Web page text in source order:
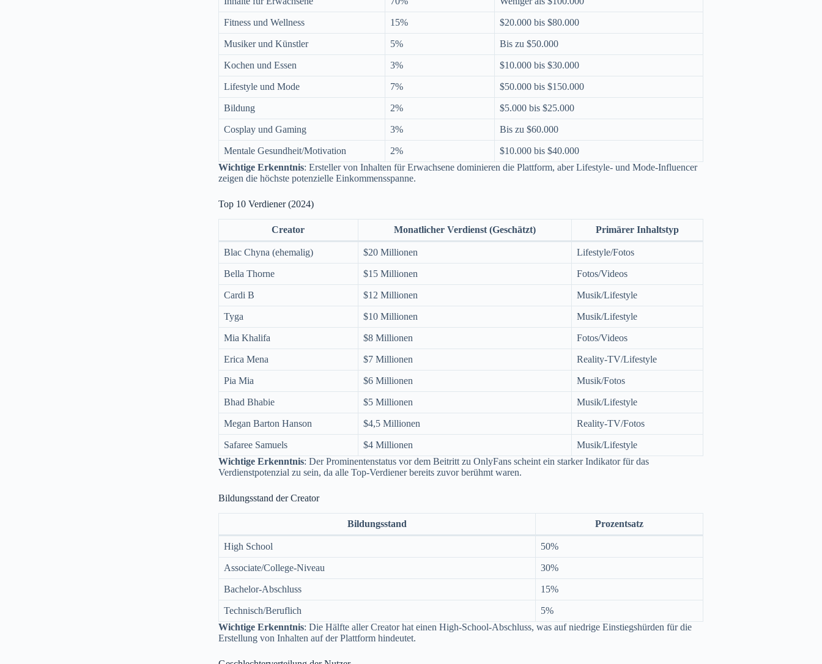
Fitness und Wellness 15% $20.000 bis $80.000
Musiker und Künstler 5% Bis zu $50.000
Kochen und Essen 3% $10.000 bis $30.000
Lifestyle und Mode 7% $50.000 bis $150.000
Bildung 2% $5.000 bis $25.000
Cosplay und Gaming 3% Bis zu $60.000
Mentale Gesundheit/Motivation 2%
$10.000 bis $40.000
Wichtige Erkenntnis: Ersteller von Inhalten für Erwachsene dominieren die Plattform, aber Lifestyle- und Mode-Influencer
zeigen die höchste potenzielle Einkommensspanne.
Top 10 Verdiener (2024)
Creator Monatlicher Verdienst (Geschätzt) Primärer Inhaltstyp
Blac Chyna (ehemalig) $20 Millionen Lifestyle/Fotos
Bella Thorne $15 Millionen Fotos/Videos
Cardi B $12 Millionen Musik/Lifestyle
Tyga $10 Millionen Musik/Lifestyle
Mia Khalifa $8 Millionen Fotos/Videos
Erica Mena $7 Millionen Reality-TV/Lifestyle
Pia Mia $6 Millionen Musik/Fotos
Bhad Bhabie $5 Millionen Musik/Lifestyle
Megan Barton Hanson $4,5 Millionen Reality-TV/Fotos
Safaree Samuels $4 Millionen
Musik/Lifestyle
Wichtige Erkenntnis: Der Prominentenstatus vor dem Beitritt zu OnlyFans scheint ein starker Indikator für das
Verdienstpotenzial zu sein, da alle Top-Verdiener bereits zuvor berühmt waren.
Bildungsstand der Creator
Bildungsstand Prozentsatz
High School 50%
Associate/College-Niveau 30%
Bachelor-Abschluss 15%
Technisch/Beruflich
5%
Wichtige Erkenntnis: Die Hälfte aller Creator hat einen High-School-Abschluss, was auf niedrige Einstiegshürden für die
Erstellung von Inhalten auf der Plattform hindeutet.